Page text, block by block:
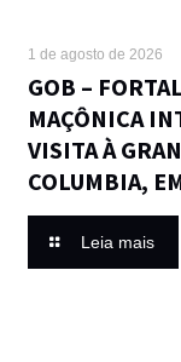
1 de agosto de 2026
GOB –
MAÇÔNICA
VISITA À
COLUMBIA,
Leia mais